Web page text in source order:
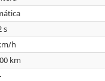
s
h
km